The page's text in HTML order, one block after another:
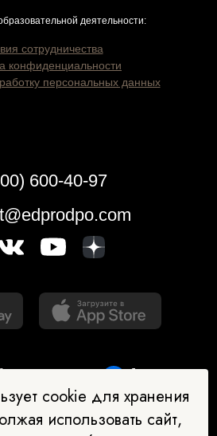
деятельности:
сотрудничества
конфиденциальности
персональных данных
600-40-97
cookie для хранения
использовать сайт,